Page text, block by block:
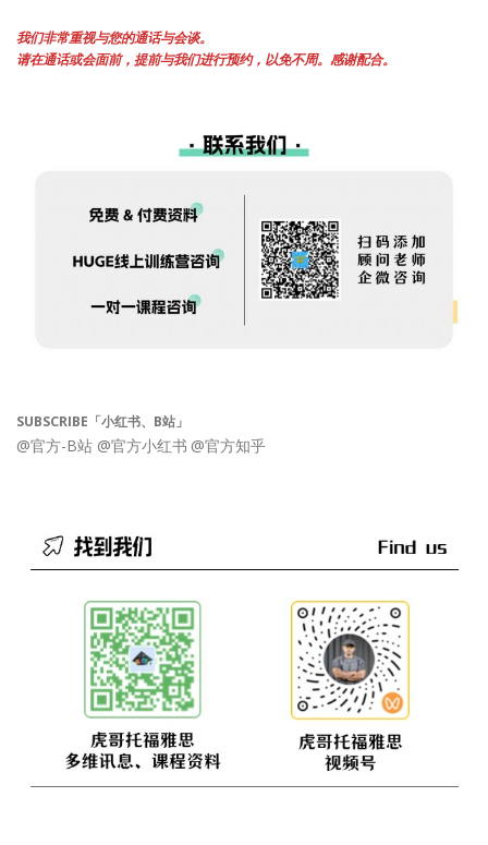
我们非常重视与您的通话与会谈。
请在通话或会面前，提前与我们进行预约，以免不周。感谢配合。
SUBSCRIBE「小红书、B站」
@官方-B站 @官方小红书 @官方知乎